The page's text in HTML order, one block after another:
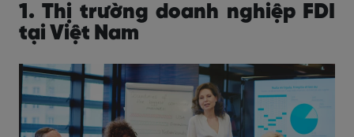
1. Thị trường doanh nghiệp FDI
tại Việt Nam